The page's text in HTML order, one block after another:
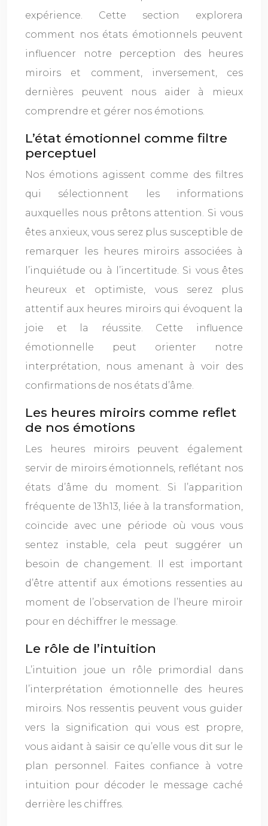
expérience. Cette section explorera
comment nos états émotionnels peuvent
influencer notre perception des heures
miroirs et comment, inversement, ces
dernières peuvent nous aider à mieux
comprendre et gérer nos émotions.
L’état émotionnel comme filtre
perceptuel
Nos émotions agissent comme des filtres
qui sélectionnent les informations
auxquelles nous prêtons attention. Si vous
êtes anxieux, vous serez plus susceptible de
remarquer les heures miroirs associées à
l’inquiétude ou à l’incertitude. Si vous êtes
heureux et optimiste, vous serez plus
attentif aux heures miroirs qui évoquent la
joie et la réussite. Cette influence
émotionnelle peut orienter notre
interprétation, nous amenant à voir des
confirmations de nos états d’âme.
Les heures miroirs comme reflet
de nos émotions
Les heures miroirs peuvent également
servir de miroirs émotionnels, reflétant nos
états d’âme du moment. Si l’apparition
fréquente de 13h13, liée à la transformation,
coïncide avec une période où vous vous
sentez instable, cela peut suggérer un
besoin de changement. Il est important
d’être attentif aux émotions ressenties au
moment de l’observation de l’heure miroir
pour en déchiffrer le message.
Le rôle de l’intuition
L’intuition joue un rôle primordial dans
l’interprétation émotionnelle des heures
miroirs. Nos ressentis peuvent vous guider
vers la signification qui vous est propre,
vous aidant à saisir ce qu’elle vous dit sur le
plan personnel. Faites confiance à votre
intuition pour décoder le message caché
derrière les chiffres.